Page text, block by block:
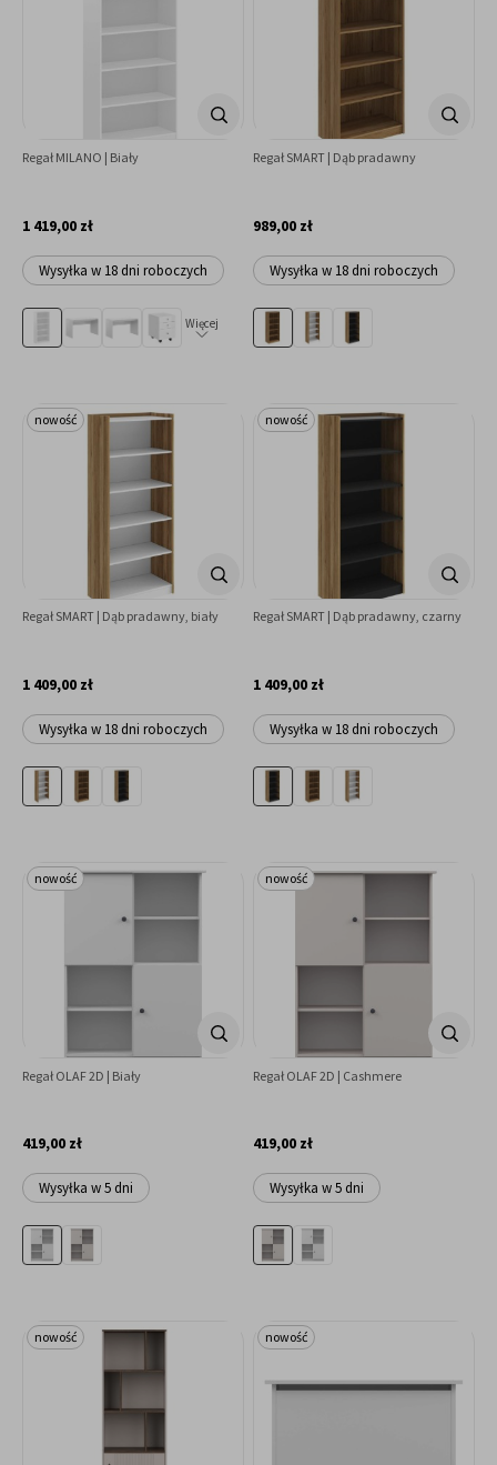
Regał MILANO | Biały
1 419,00 zł
Wysyłka w 18 dni roboczych
Więcej
Regał SMART | Dąb pradawny
989,00 zł
Wysyłka w 18 dni roboczych
Regał SMART | Dąb pradawny, biały
1 409,00 zł
Wysyłka w 18 dni roboczych
nowość
Regał SMART | Dąb pradawny, czarny
1 409,00 zł
Wysyłka w 18 dni roboczych
nowość
Regał OLAF 2D | Biały
419,00 zł
Wysyłka w 5 dni
nowość
Regał OLAF 2D | Cashmere
419,00 zł
Wysyłka w 5 dni
nowość
nowość nowość